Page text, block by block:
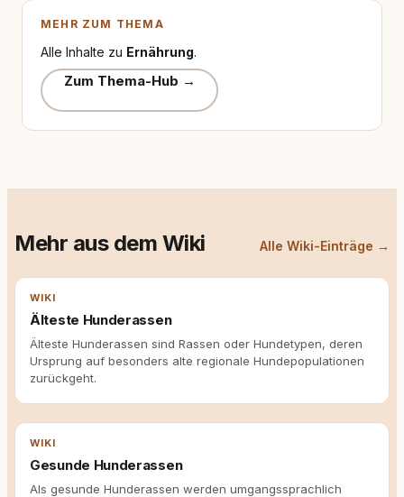
MEHR ZUM THEMA
Alle Inhalte zu Ernährung.
Zum Thema-Hub →
Mehr aus dem Wiki Alle Wiki-Einträge →
WIKI
Älteste Hunderassen
Älteste Hunderassen sind Rassen oder Hundetypen, deren
Ursprung auf besonders alte regionale Hundepopulationen
zurückgeht.
WIKI
Gesunde Hunderassen
Als gesunde Hunderassen werden umgangssprachlich